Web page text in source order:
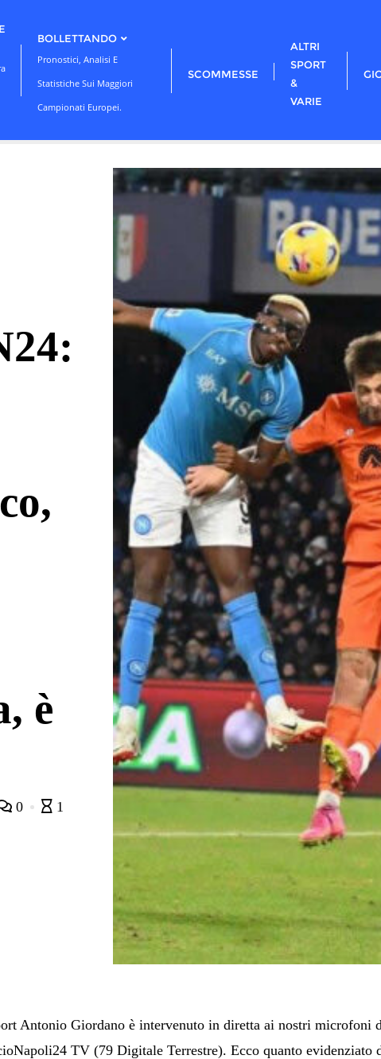
BOLLETTANDO
Pronostici, Analisi E
Statistiche Sui Maggiori
Campionati Europei.
SCOMMESSE
ALTRI
SPORT
&
VARIE
è
0
1
Antonio Giordano è intervenuto in diretta ai nostri microfoni
TV (79 Digitale Terrestre). Ecco quanto evidenziato